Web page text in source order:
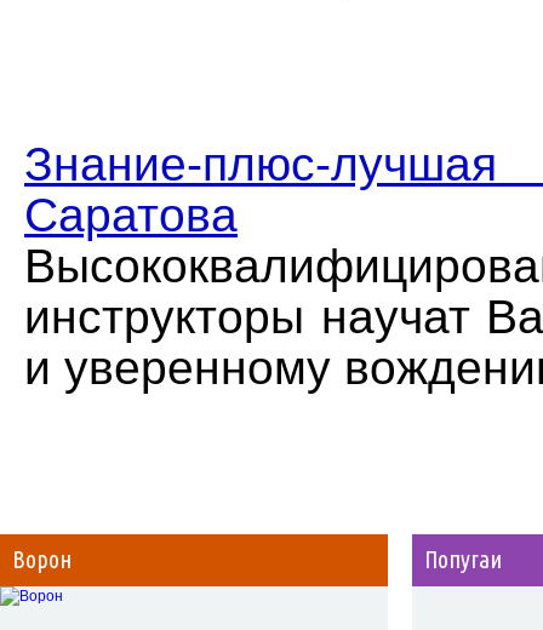
Знание-плюс-
Саратова
инструкторы научат
и уверенному
Ворон Попугаи